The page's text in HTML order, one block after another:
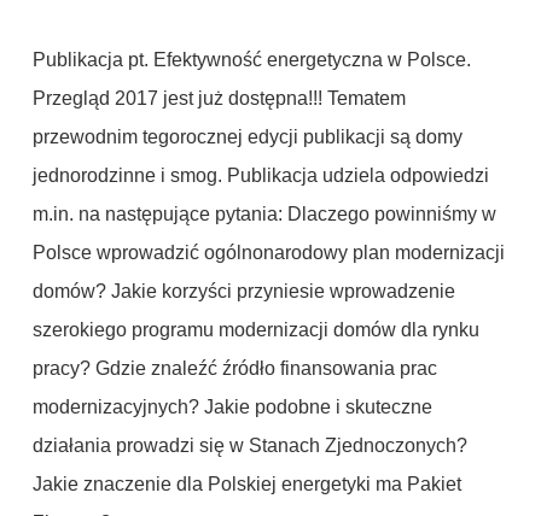
Publikacja pt. Efektywność energetyczna w Polsce.
Przegląd 2017 jest już dostępna!!! Tematem
przewodnim tegorocznej edycji publikacji są domy
jednorodzinne i smog. Publikacja udziela odpowiedzi
m.in. na następujące pytania: Dlaczego powinniśmy w
Polsce wprowadzić ogólnonarodowy plan modernizacji
domów? Jakie korzyści przyniesie wprowadzenie
szerokiego programu modernizacji domów dla rynku
pracy? Gdzie znaleźć źródło finansowania prac
modernizacyjnych? Jakie podobne i skuteczne
działania prowadzi się w Stanach Zjednoczonych?
Jakie znaczenie dla Polskiej energetyki ma Pakiet